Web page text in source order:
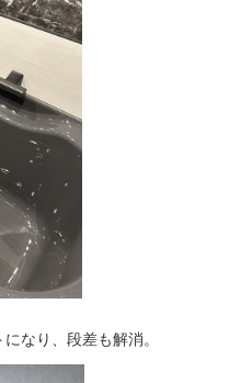
なり、段差も解消。